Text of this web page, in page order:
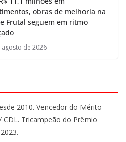
obras de melhoria na
Frutal seguem em ritmo
agosto de 2026
2010. Vencedor do Mérito
CDL. Tricampeão do Prêmio